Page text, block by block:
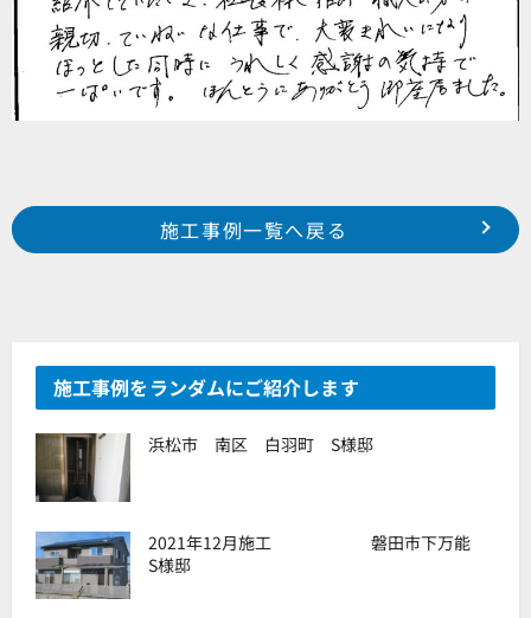
Prev
浜松市 中区 幸町 某集合住宅様
施工事例一覧へ戻る
施工事例をランダムにご紹介します
浜松市 南区 白羽町 S様邸
2021年12月施工 磐田市下万能
S様邸